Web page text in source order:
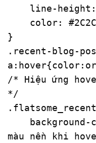
line-height
color :
.recent-blog-
a :hover{color
/* Hiệu ứng
*/
màu nền khi